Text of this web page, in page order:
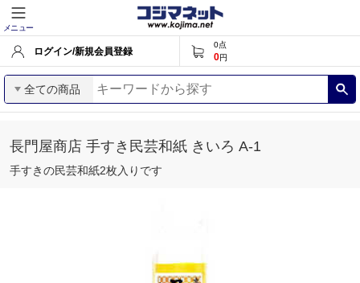
メニュー
ログイン/新規会員登録
0点
0円
全ての商品
長門屋商店 手すき民芸和紙 きいろ A-1
手すきの民芸和紙2枚入りです